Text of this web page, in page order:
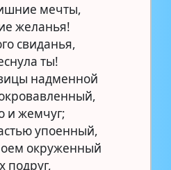
мечты,
желанья!
свиданья,
ты!
надменной
и жемчуг;
упоенный,
окруженный
подруг,